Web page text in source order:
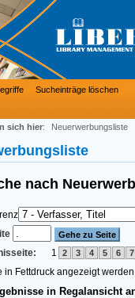
Sucheinträge löschen
sich hier: Neuerwerbungsliste
nach
1 2 3 4 5 6 7
in Fettdruck angezeigt
in Regalansicht